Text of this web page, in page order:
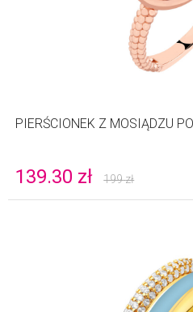
PIERŚCIONEK Z MOSIĄDZU
139.30 zł 199zł